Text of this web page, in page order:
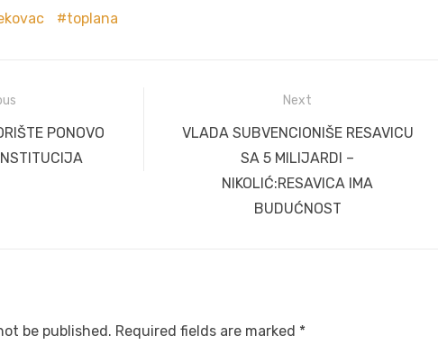
toplana
PONOVO
Next
Next
VLADA SUBVENCIONIŠE RESAVICU
SA 5 MILIJARDI –
NIKOLIĆ:RESAVICA IMA
BUDUĆNOST
be published. Required fields are marked *